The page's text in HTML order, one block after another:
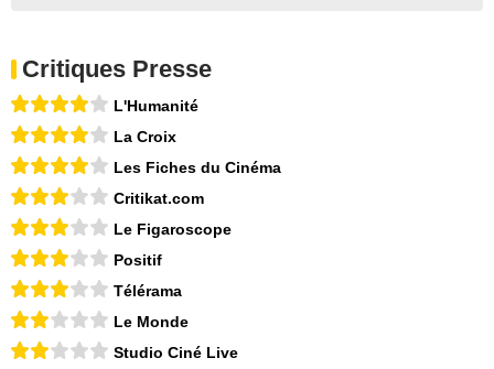
Critiques Presse
L'Humanité
La Croix
Les Fiches du Cinéma
Critikat.com
Le Figaroscope
Positif
Télérama
Le Monde
Studio Ciné Live